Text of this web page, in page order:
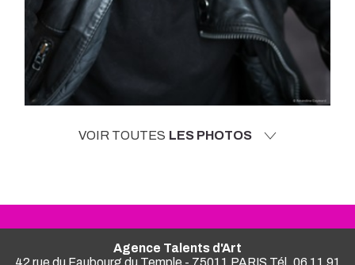
VOIR TOUTES LES PHOTOS
Agence Talents d'Art
42 rue du Faubourg du Temple - 75011 PARIS Tél. 06 11 91